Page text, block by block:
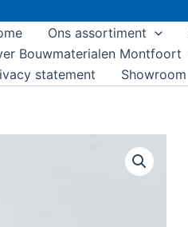
Ons assortiment
Bouwmaterialen Montfoort
statement
Showroom